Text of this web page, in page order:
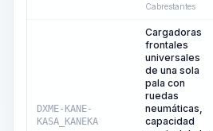
Cabrestantes
DXME-KANE-
KASA_KANEKA
Cargadoras
frontales
universales
de una sola
pala con
ruedas
neumáticas,
capacidad